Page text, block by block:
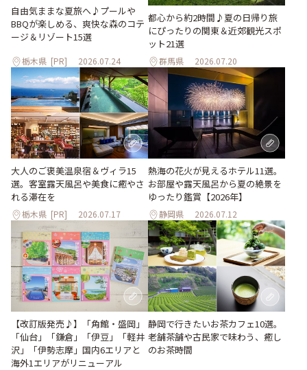
自由気ままな夏旅へ♪プールや
BBQが楽しめる、爽快な森のコテ
ージ＆リゾート15選
栃木県 [PR] 2026.07.24
都心から約2時間♪夏の日帰り旅
にぴったりの関東＆近郊観光スポ
ット21選
群馬県 2026.07.20
大人のご褒美温泉宿＆ヴィラ15
選。客室露天風呂や美食に癒やさ
れる滞在を
栃木県 [PR] 2026.07.17
熱海の花火が見えるホテル11選。
お部屋や露天風呂から夏の絶景を
ゆったり鑑賞【2026年】
静岡県 2026.07.12
【改訂版発売♪】「角館・盛岡」
「仙台」「鎌倉」「伊豆」「軽井
沢」「伊勢志摩」国内6エリアと
海外1エリアがリニューアル
静岡で行きたいお茶カフェ10選。
老舗茶舗や古民家で味わう、癒し
のお茶時間